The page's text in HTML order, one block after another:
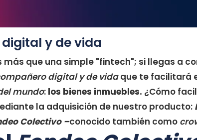
y de vida
más que una simple "fintech"; si llegas a
digital y de vidaque te facilitará
mundo: los bienes inmuebles. ¿Cómo
la adquisición de nuestro producto:
Colectivo –conocido también como